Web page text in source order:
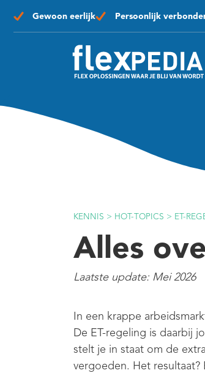
Gewoon eerlijk Persoonlijk
KENNIS > HOT-TOPICS > ET-
Alles
Laatste update: Mei 2026
In een krappe
De ET-regeling is daarbij
stelt je in staat om de
vergoeden. Het